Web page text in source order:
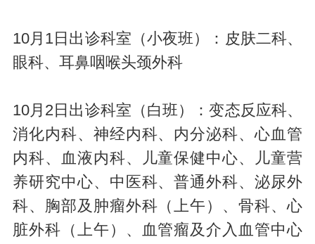
10月1日出诊科室（小夜班）：皮肤二科、
眼科、耳鼻咽喉头颈外科
10月2日出诊科室（白班）：变态反应科、
消化内科、神经内科、内分泌科、心血管
内科、血液内科、儿童保健中心、儿童营
养研究中心、中医科、普通外科、泌尿外
科、胸部及肿瘤外科（上午）、骨科、心
脏外科（上午）、血管瘤及介入血管中心